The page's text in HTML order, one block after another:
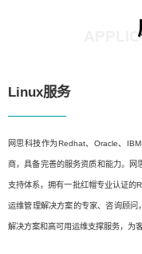
Linux服务
网思科技作为Redhat、Oracle、
商，具备完善的服务资质和能力。
支持体系，拥有一批红帽专业认证的
运维管理解决方案的专家、咨询顾
解决方案和高可用运维支撑服务，为